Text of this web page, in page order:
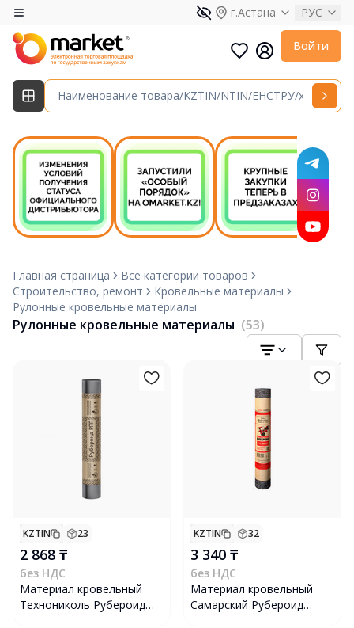
г.Астана РУС
Войти
Главная страница
Все категории товаров
Строительство, ремонт
Кровельные материалы
Рулонные кровельные материалы
Рулонные кровельные материалы (53)
KZTIN 23
2 868 ₸
без НДС
Материал кровельный
Технониколь Рубероид
KZTIN 32
3 340 ₸
без НДС
Материал кровельный
Самарский Рубероид